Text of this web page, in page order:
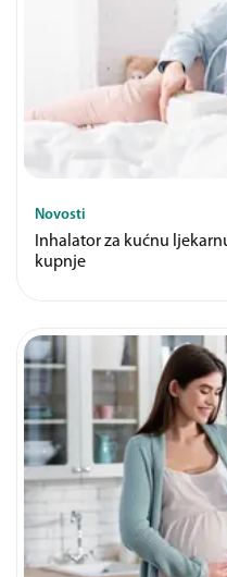
Novosti
Inhalator za kućnu
kupnje